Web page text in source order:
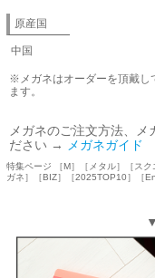
原産国
中国
※メガネはオーダーを頂戴し
ます。
メガネのご注文方法、メ
ださい →
メガネガイド
特集ページ ［M］［メタル］［ス
ガネ］［BIZ］［2025TOP10］［